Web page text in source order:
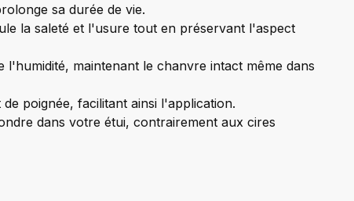
sa durée de vie.
la saleté et l'usure tout en préservant l'aspect
maintenant le chanvre intact même dans
poignée, facilitant ainsi l'application.
dans votre étui, contrairement aux cires